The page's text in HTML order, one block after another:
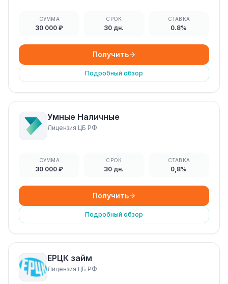
СУММА
30 000 ₽
СРОК
30 дн.
СТАВКА
0.8%
Получить
Подробный обзор
Умные Наличные
Лицензия ЦБ РФ
СУММА
30 000 ₽
СРОК
30 дн.
СТАВКА
0,8%
Получить
Подробный обзор
ЕРЦК займ
Лицензия ЦБ РФ